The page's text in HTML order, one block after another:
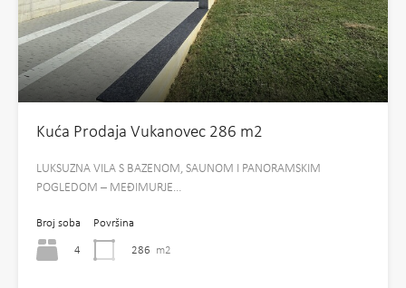
Kuća Prodaja Vukanovec 286 m2
LUKSUZNA VILA S BAZENOM, SAUNOM I PANORAMSKIM
POGLEDOM – MEĐIMURJE…
Broj soba
4
Površina
286 m2